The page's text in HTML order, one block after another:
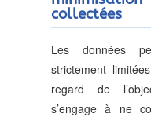
collectées
Les données
strictement
regard de
s’engage à ne